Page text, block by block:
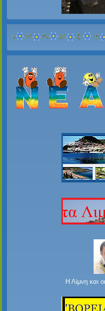
Η Λίμνη και